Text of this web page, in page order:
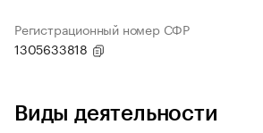
Регистрационный номер СФР
1305633818
Виды деятельности